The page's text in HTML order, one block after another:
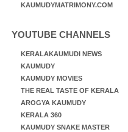
KAUMUDYMATRIMONY.COM
YOUTUBE CHANNELS
KERALAKAUMUDI NEWS
KAUMUDY
KAUMUDY MOVIES
THE REAL TASTE OF KERALA
AROGYA KAUMUDY
KERALA 360
KAUMUDY SNAKE MASTER